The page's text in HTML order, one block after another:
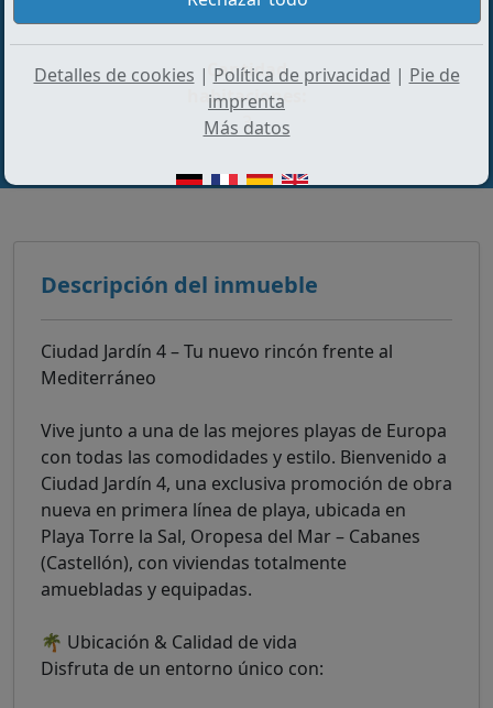
Cantidad
habitaciones:
3
Descripción del inmueble
Ciudad Jardín 4 – Tu nuevo rincón frente al
Mediterráneo
Vive junto a una de las mejores playas de Europa
con todas las comodidades y estilo. Bienvenido a
Ciudad Jardín 4, una exclusiva promoción de obra
nueva en primera línea de playa, ubicada en
Playa Torre la Sal, Oropesa del Mar – Cabanes
(Castellón), con viviendas totalmente
amuebladas y equipadas.
🌴 Ubicación & Calidad de vida
Disfruta de un entorno único con:
Detalles de cookies | Política de privacidad | Pie de
imprenta
Más datos